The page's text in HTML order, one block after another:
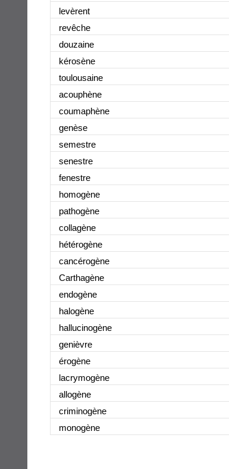
levèrent
revêche
douzaine
kérosène
toulousaine
acouphène
coumaphène
genèse
semestre
senestre
fenestre
homogène
pathogène
collagène
hétérogène
cancérogène
Carthagène
endogène
halogène
hallucinogène
genièvre
érogène
lacrymogène
allogène
criminogène
monogène